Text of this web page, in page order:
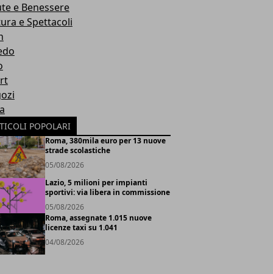
e Benessere
e Spettacoli
POPOLARI
Roma, 380mila euro per 13 nuove
strade scolastiche
05/08/2026
Lazio, 5 milioni per impianti
sportivi: via libera in commissione
05/08/2026
Roma, assegnate 1.015 nuove
licenze taxi su 1.041
04/08/2026